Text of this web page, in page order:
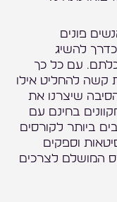
פונים
להשיג
עם כל כך
קשה להחליט אילו
שיצרנו את
בחינם עם
ביותר לקורסים
וספקים
המושלם לצרכים